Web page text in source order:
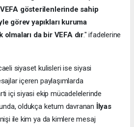
VEFA gösterilenlerinde sahip
görev yapıkları kuruma
da bir VEFA dır." ifadelerine
siyaset kulisleri ise siyasi
içeren paylaşımlarda
içi siyasi ekip mücadelelerinde
oldukça ketum davranan İlyas
ile kim ya da kimlere mesaj